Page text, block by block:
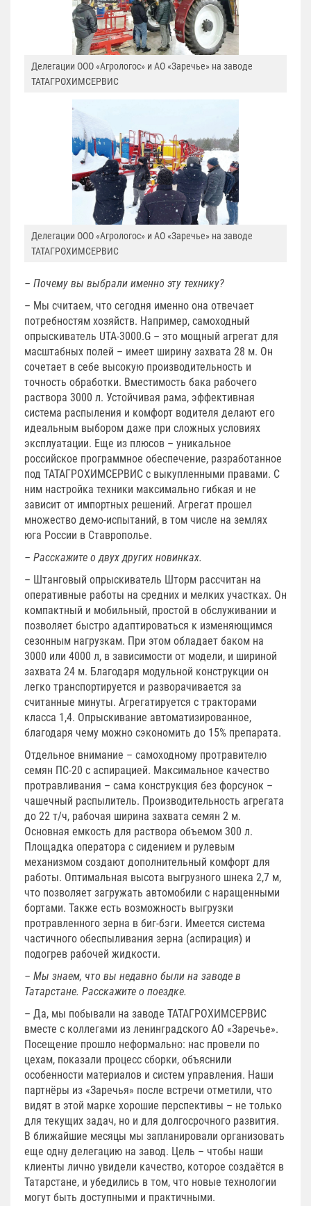
Делегации ООО «Агрологос» и АО «Заречье» на заводе
ТАТАГРОХИМСЕРВИС
Делегации ООО «Агрологос» и АО «Заречье» на заводе
ТАТАГРОХИМСЕРВИС
– Почему вы выбрали именно эту технику?
– Мы считаем, что сегодня именно она отвечает
потребностям хозяйств. Например, самоходный
опрыскиватель UTA-3000.G – это мощный агрегат для
масштабных полей – имеет ширину захвата 28 м. Он
сочетает в себе высокую производительность и
точность обработки. Вместимость бака рабочего
раствора 3000 л. Устойчивая рама, эффективная
система распыления и комфорт водителя делают его
идеальным выбором даже при сложных условиях
эксплуатации. Еще из плюсов – уникальное
российское программное обеспечение, разработанное
под ТАТАГРОХИМСЕРВИС с выкупленными правами. С
ним настройка техники максимально гибкая и не
зависит от импортных решений. Агрегат прошел
множество демо-испытаний, в том числе на землях
юга России в Ставрополье.
– Расскажите о двух других новинках.
– Штанговый опрыскиватель Шторм рассчитан на
оперативные работы на средних и мелких участках. Он
компактный и мобильный, простой в обслуживании и
позволяет быстро адаптироваться к изменяющимся
сезонным нагрузкам. При этом обладает баком на
3000 или 4000 л, в зависимости от модели, и шириной
захвата 24 м. Благодаря модульной конструкции он
легко транспортируется и разворачивается за
считанные минуты. Агрегатируется с тракторами
класса 1,4. Опрыскивание автоматизированное,
благодаря чему можно сэкономить до 15% препарата.
Отдельное внимание – самоходному протравителю
семян ПС-20 с аспирацией. Максимальное качество
протравливания – сама конструкция без форсунок –
чашечный распылитель. Производительность агрегата
до 22 т/ч, рабочая ширина захвата семян 2 м.
Основная емкость для раствора объемом 300 л.
Площадка оператора с сидением и рулевым
механизмом создают дополнительный комфорт для
работы. Оптимальная высота выгрузного шнека 2,7 м,
что позволяет загружать автомобили с наращенными
бортами. Также есть возможность выгрузки
протравленного зерна в биг-бэги. Имеется система
частичного обеспыливания зерна (аспирация) и
подогрев рабочей жидкости.
– Мы знаем, что вы недавно были на заводе в
Татарстане. Расскажите о поездке.
– Да, мы побывали на заводе ТАТАГРОХИМСЕРВИС
вместе с коллегами из ленинградского АО «Заречье».
Посещение прошло неформально: нас провели по
цехам, показали процесс сборки, объяснили
особенности материалов и систем управления. Наши
партнёры из «Заречья» после встречи отметили, что
видят в этой марке хорошие перспективы – не только
для текущих задач, но и для долгосрочного развития.
В ближайшие месяцы мы запланировали организовать
еще одну делегацию на завод. Цель – чтобы наши
клиенты лично увидели качество, которое создаётся в
Татарстане, и убедились в том, что новые технологии
могут быть доступными и практичными.